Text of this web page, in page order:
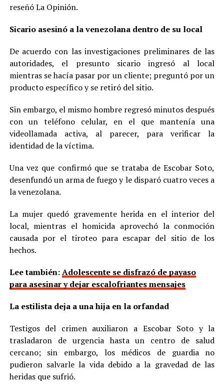
reseñó La Opinión.
Sicario asesinó a la venezolana dentro de su local
De acuerdo con las investigaciones preliminares de las
autoridades, el presunto sicario ingresó al local
mientras se hacía pasar por un cliente; preguntó por un
producto específico y se retiró del sitio.
Sin embargo, el mismo hombre regresó minutos después
con un teléfono celular, en el que mantenía una
videollamada activa, al parecer, para verificar la
identidad de la víctima.
Una vez que confirmó que se trataba de Escobar Soto,
desenfundó un arma de fuego y le disparó cuatro veces a
la venezolana.
La mujer quedó gravemente herida en el interior del
local, mientras el homicida aprovechó la conmoción
causada por el tiroteo para escapar del sitio de los
hechos.
Lee también:Adolescente se disfrazó de payaso
para asesinar y dejar escalofriantes mensajes
La estilista deja a una hija en la orfandad
Testigos del crimen auxiliaron a Escobar Soto y la
trasladaron de urgencia hasta un centro de salud
cercano; sin embargo, los médicos de guardia no
pudieron salvarle la vida debido a la gravedad de las
heridas que sufrió.